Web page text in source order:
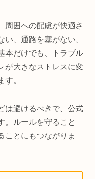
周囲への配慮が快適さ
い、通路を塞がない、
本だけでも、トラブル
が大きなストレスに変
す。
は避けるべきで、公式
。ルールを守ること
ことにもつながりま